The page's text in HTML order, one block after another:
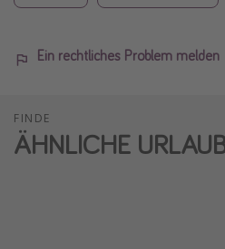
Ein rechtliches Problem melden
FINDE
ÄHNLICHE